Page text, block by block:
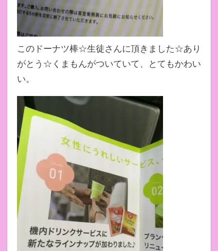
このドーナツ棒☆生徒さんに頂きました☆あり
がとう☆くまもんがついていて、とてもかわい
い。